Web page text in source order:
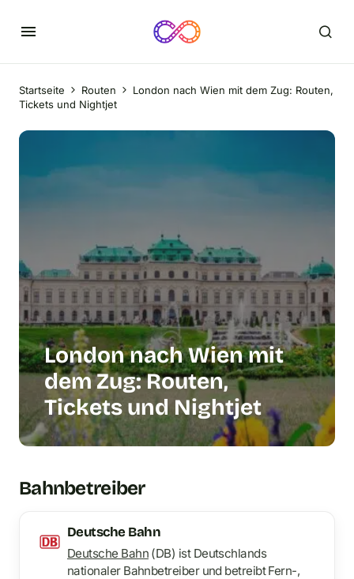
Startseite Routen
London nach Wien mit dem Zug: Routen,
Tickets und Nightjet
London nach Wien mit
dem Zug: Routen,
Tickets und Nightjet
Bahnbetreiber
Deutsche Bahn
Deutsche Bahn(DB) ist Deutschlands
nationaler Bahnbetreiber und betreibt Fern-,